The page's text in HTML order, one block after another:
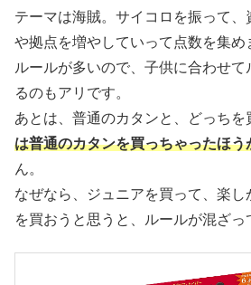
テーマは海賊。サイコロを振って
や拠点を増やしていって点数を集め
ルールが多いので、子供に合わせ
るのもアリです。
あとは、普通のカタンと、どっちを
は普通のカタンを買っちゃったほう
ん。
なぜなら、ジュニアを買って、楽
を買おうと思うと、ルールが混ざ